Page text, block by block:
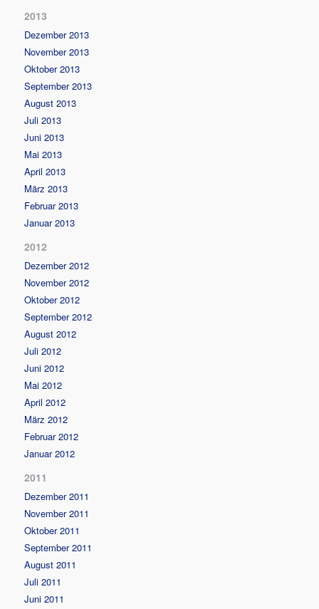
2013
Dezember 2013
November 2013
Oktober 2013
September 2013
August 2013
Juli 2013
Juni 2013
Mai 2013
April 2013
März 2013
Februar 2013
Januar 2013
2012
Dezember 2012
November 2012
Oktober 2012
September 2012
August 2012
Juli 2012
Juni 2012
Mai 2012
April 2012
März 2012
Februar 2012
Januar 2012
2011
Dezember 2011
November 2011
Oktober 2011
September 2011
August 2011
Juli 2011
Juni 2011